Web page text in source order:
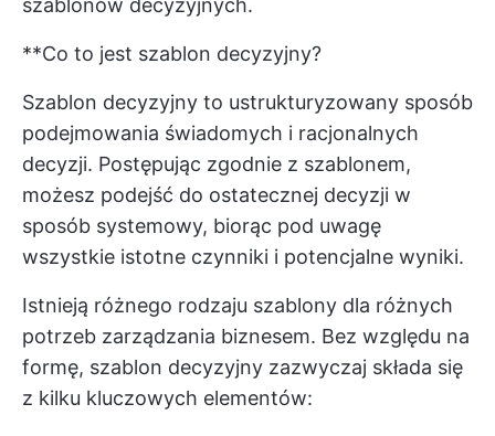
szablonów decyzyjnych.
**Co to jest szablon decyzyjny?
Szablon decyzyjny to ustrukturyzowany sposób
podejmowania świadomych i racjonalnych
decyzji. Postępując zgodnie z szablonem,
możesz podejść do ostatecznej decyzji w
sposób systemowy, biorąc pod uwagę
wszystkie istotne czynniki i potencjalne wyniki.
Istnieją różnego rodzaju szablony dla różnych
potrzeb zarządzania biznesem. Bez względu na
formę, szablon decyzyjny zazwyczaj składa się
z kilku kluczowych elementów: